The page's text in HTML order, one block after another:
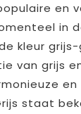
en
in
kleur grijs-
van grijs
staat